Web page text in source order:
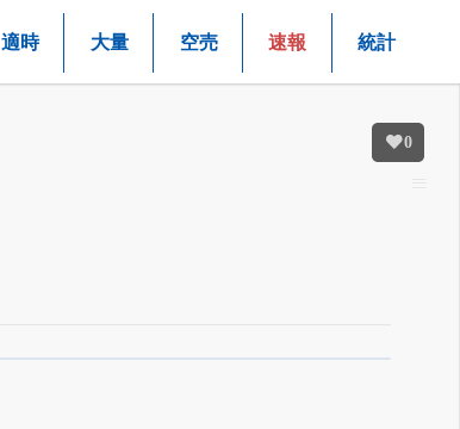
適時 大量 空売 速報 統計
0